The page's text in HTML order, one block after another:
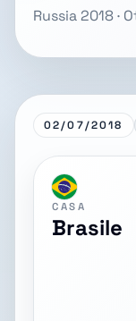
Russia 2018 ·
02/07/2018
CASA
Brasile